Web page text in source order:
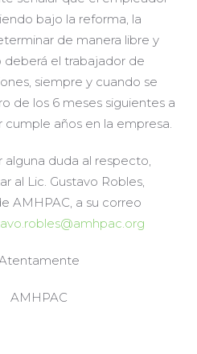
bajo la reforma, la
de manera libre y
deberá el trabajador de
siempre y cuando se
de los 6 meses siguientes a
cumple años en la empresa.
alguna duda al respecto,
al Lic. Gustavo Robles,
AMHPAC, a su correo
AMHPAC